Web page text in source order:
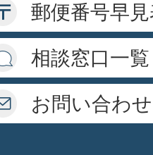
郵便番号早
相談窓口一覧
お問い合わせ